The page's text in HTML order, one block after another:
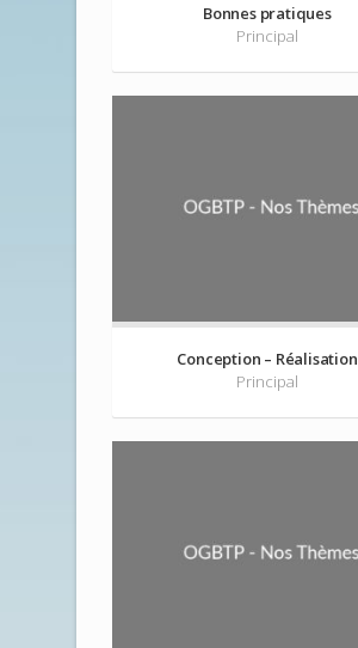
Bonnes pratiques
Principal
Conception – Réalisation
Principal